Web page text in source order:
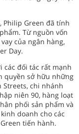
Green đã tính
Từ nguồn vốn
của ngân hàng,
Day.
các đối tác rất mạnh
quyền sở hữu những
Streets, chi nhánh
niên 90, hàng loạt
phối sản phẩm và
doanh cho các
tiến hành.